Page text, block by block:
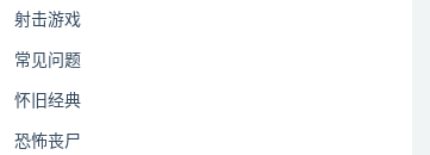
射击游戏
常见问题
怀旧经典
恐怖丧尸